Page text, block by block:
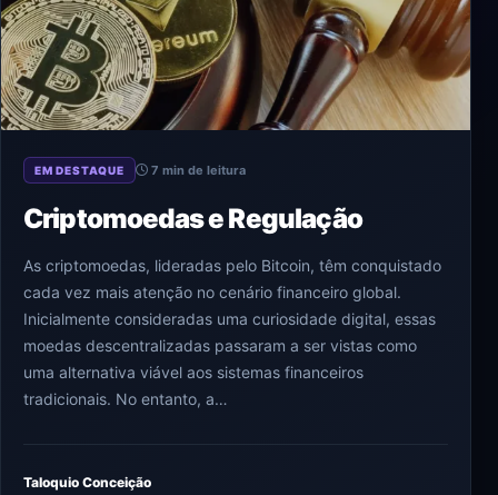
EM DESTAQUE 7 min de leitura
Criptomoedas e Regulação
As criptomoedas, lideradas pelo Bitcoin, têm conquistado
cada vez mais atenção no cenário financeiro global.
Inicialmente consideradas uma curiosidade digital, essas
moedas descentralizadas passaram a ser vistas como
uma alternativa viável aos sistemas financeiros
tradicionais. No entanto, a…
Taloquio Conceição